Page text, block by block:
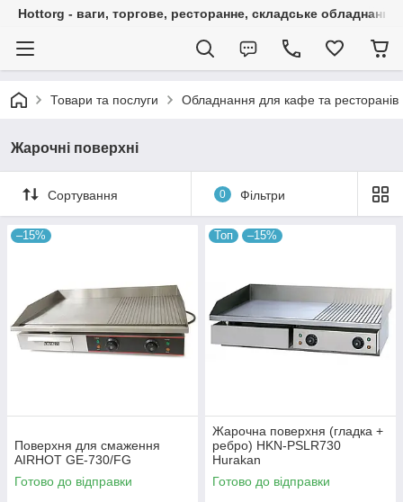
Hottorg - ваги, торгове, ресторанне, складське обладнання
Товари та послуги Обладнання для кафе та ресторанів
Жарочні поверхні
Сортування 0 Фільтри
–15%
Поверхня для смаження
AIRHOT GE-730/FG
Готово до відправки
Топ –15%
Жарочна поверхня (гладка +
ребро) HKN-PSLR730
Hurakan
Готово до відправки